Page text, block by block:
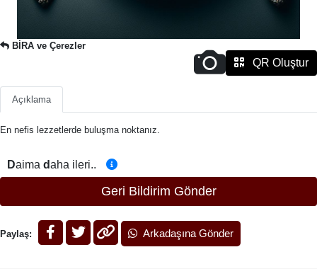
BİRA ve Çerezler
QR Oluştur
Açıklama
En nefis lezzetlerde buluşma noktanız.
Daima daha ileri..
Geri Bildirim Gönder
Paylaş: Arkadaşına Gönder